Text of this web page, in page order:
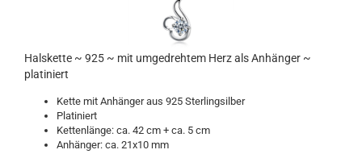
Halskette ~ 925 ~ mit umgedrehtem Herz als Anhänger ~
platiniert
Kette mit Anhänger aus 925 Sterlingsilber
Platiniert
Kettenlänge: ca. 42 cm + ca. 5 cm
Anhänger: ca. 21x10 mm